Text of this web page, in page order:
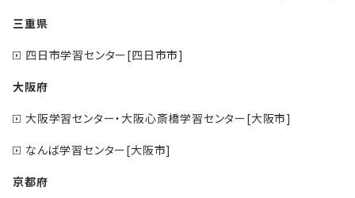
三重県
四日市学習センター[四日市市]
大阪府
大阪学習センター・大阪心斎橋学習センター[大阪市]
なんば学習センター[大阪市]
京都府